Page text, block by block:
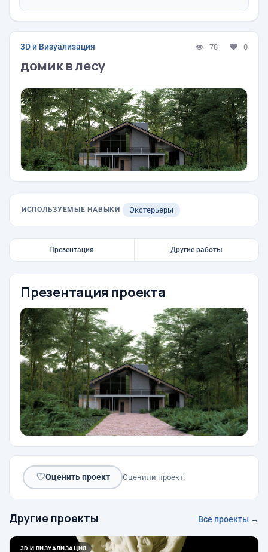
3D и Визуализация 78 0
домик в лесу
ИСПОЛЬЗУЕМЫЕ НАВЫКИ Экстерьеры
Презентация Другие работы
Презентация проекта
♡Оценить проект Оценили проект:
Другие проекты Все проекты →
3D И ВИЗУАЛИЗАЦИЯ